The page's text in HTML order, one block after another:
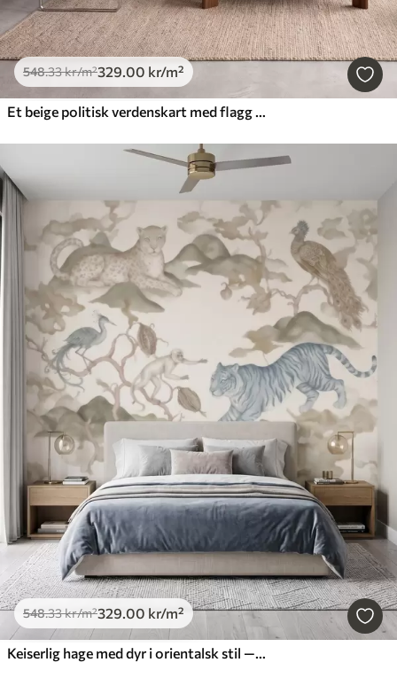
548.33kr/m²329.00 kr/m²
Et beige politisk verdenskart med flagg på engelsk
548.33kr/m²329.00 kr/m²
Keiserlig hage med dyr i orientalsk stil — ape, leopard, tiger, påfugl og hegre